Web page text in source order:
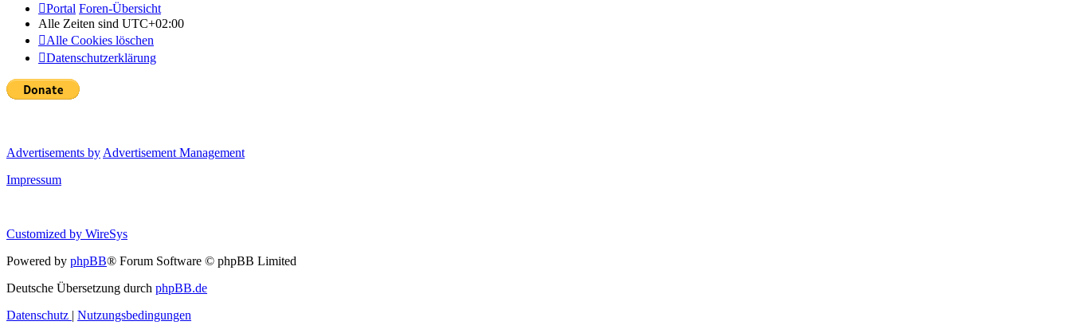
Portal Foren-Übersicht
Alle Zeiten sind UTC+02:00
Alle Cookies löschen
Datenschutzerklärung
Advertisements by Advertisement Management
Impressum
Customized by WireSys
Powered by phpBB® Forum Software © phpBB Limited
Deutsche Übersetzung durch phpBB.de
Datenschutz | Nutzungsbedingungen